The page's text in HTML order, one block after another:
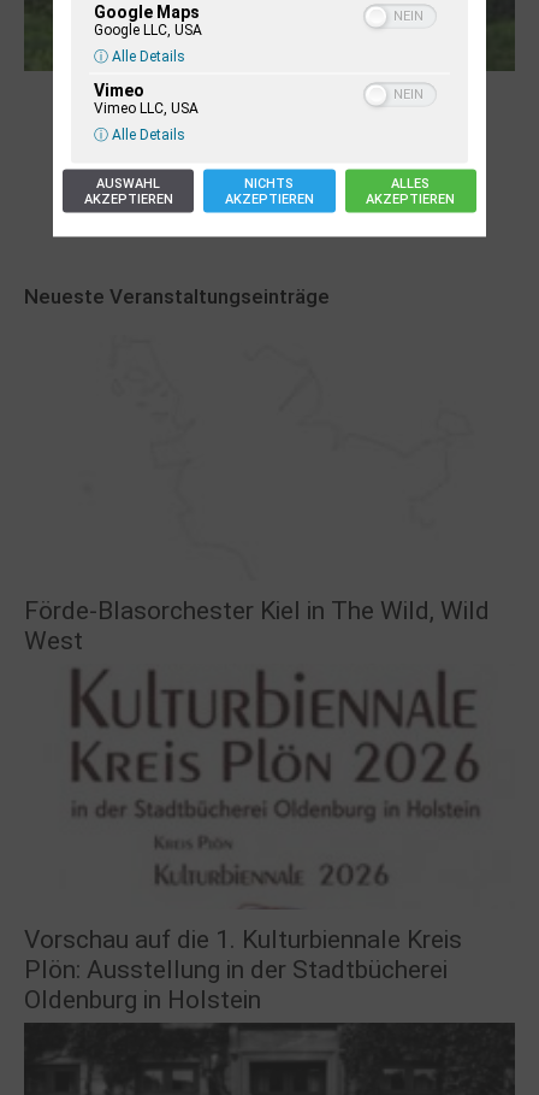
Robert Schads „Blickweit“: Linien im Land
der Horizonte
Neueste Veranstaltungseinträge
Förde-Blasorchester Kiel in The Wild, Wild
West
Vorschau auf die 1. Kulturbiennale Kreis
Plön: Ausstellung in der Stadtbücherei
Oldenburg in Holstein
Google Maps
Google LLC, USA
ⓘ Alle Details
Vimeo
Vimeo LLC, USA
ⓘ Alle Details
AUSWAHL
AKZEPTIEREN
NICHTS
AKZEPTIEREN
ALLES
AKZEPTIEREN